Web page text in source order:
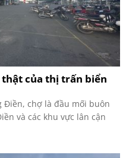
thật của thị trấn biển
Điền, chợ là đầu mối buôn
và các khu vực lân cận